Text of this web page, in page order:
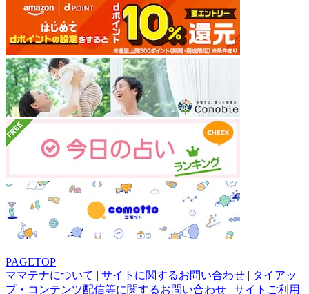
PAGETOP
ママテナについて | サイトに関するお問い合わせ | タイアッ
プ・コンテンツ配信等に関するお問い合わせ | サイトご利用